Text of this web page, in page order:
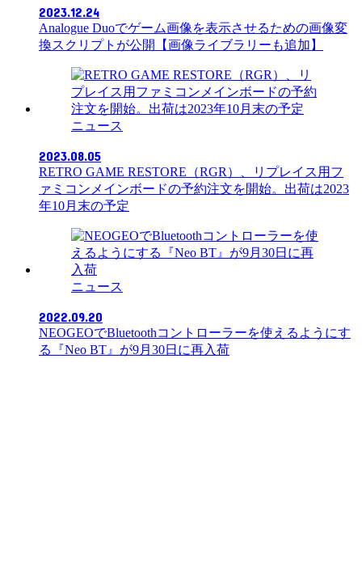
2023.12.24
Analogue Duoでゲーム画像を表示させるための画像変
換スクリプトが公開【画像ライブラリーも追加】
ニュース
2023.08.05
RETRO GAME RESTORE（RGR）、リプレイス用フ
ァミコンメインボードの予約注文を開始。出荷は2023
年10月末の予定
ニュース
2022.09.20
NEOGEOでBluetoothコントローラーを使えるようにす
る『Neo BT』が9月30日に再入荷